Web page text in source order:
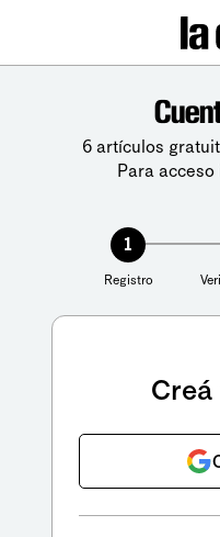
6 artículos
Para
1
Registro